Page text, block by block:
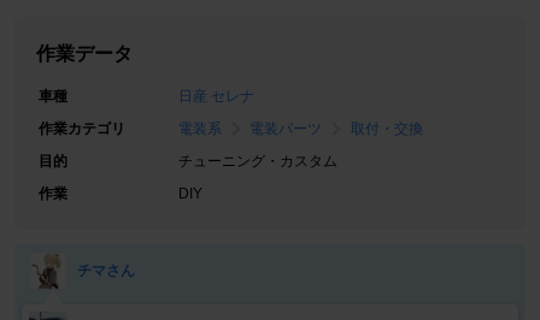
作業データ
車種
日産 セレナ
作業カテゴリ
電装系 電装パーツ
取付・交換
目的
チューニング・カスタム
作業
DIY
チマさん